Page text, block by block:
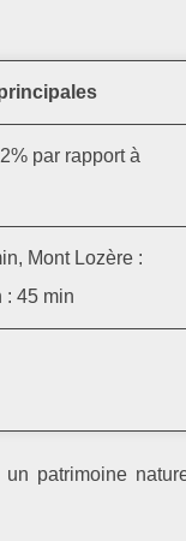
par rapport à
Mont Lozère :
: 45 min
patrimoine